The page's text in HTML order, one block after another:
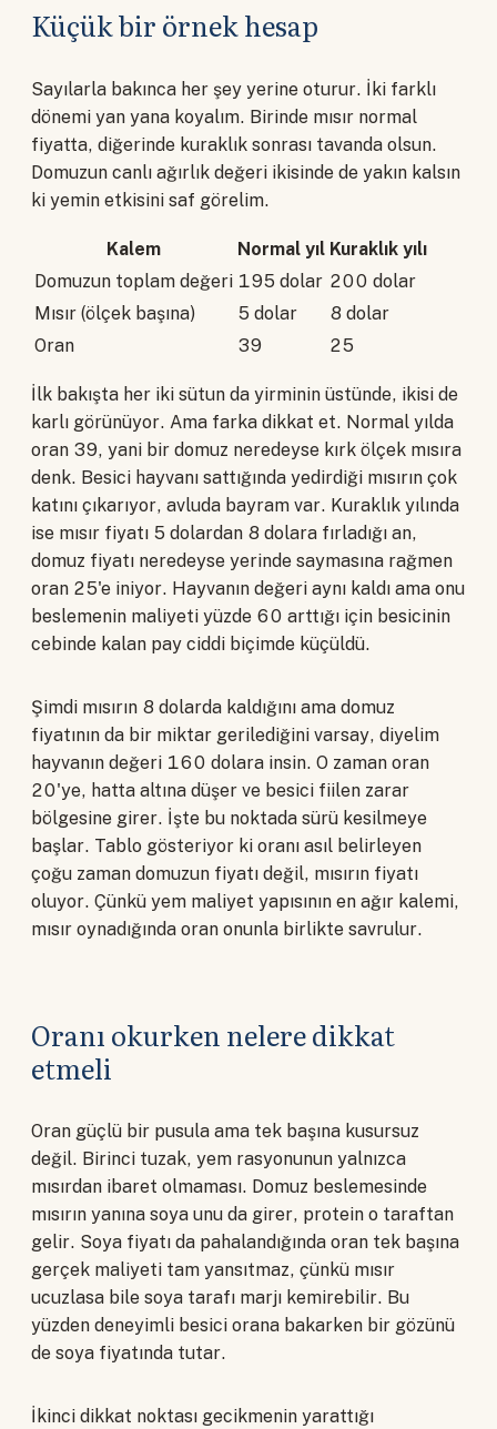
Küçük bir örnek hesap
Sayılarla bakınca her şey yerine oturur. İki farklı
dönemi yan yana koyalım. Birinde mısır normal
fiyatta, diğerinde kuraklık sonrası tavanda olsun.
Domuzun canlı ağırlık değeri ikisinde de yakın kalsın
ki yemin etkisini saf görelim.
Kalem Normal yıl Kuraklık yılı
Domuzun toplam değeri 195 dolar 200 dolar
Mısır (ölçek başına)
5 dolar
8 dolar
Oran
39 25
İlk bakışta her iki sütun da yirminin üstünde, ikisi de
karlı görünüyor. Ama farka dikkat et. Normal yılda
oran 39, yani bir domuz neredeyse kırk ölçek mısıra
denk. Besici hayvanı sattığında yedirdiği mısırın çok
katını çıkarıyor, avluda bayram var. Kuraklık yılında
ise mısır fiyatı 5 dolardan 8 dolara fırladığı an,
domuz fiyatı neredeyse yerinde saymasına rağmen
oran 25'e iniyor. Hayvanın değeri aynı kaldı ama onu
beslemenin maliyeti yüzde 60 arttığı için besicinin
cebinde kalan pay ciddi biçimde küçüldü.
Şimdi mısırın 8 dolarda kaldığını ama domuz
fiyatının da bir miktar gerilediğini varsay, diyelim
hayvanın değeri 160 dolara insin. O zaman oran
20'ye, hatta altına düşer ve besici fiilen zarar
bölgesine girer. İşte bu noktada sürü kesilmeye
başlar. Tablo gösteriyor ki oranı asıl belirleyen
çoğu zaman domuzun fiyatı değil, mısırın fiyatı
oluyor. Çünkü yem maliyet yapısının en ağır kalemi,
mısır oynadığında oran onunla birlikte savrulur.
Oranı okurken nelere dikkat
etmeli
Oran güçlü bir pusula ama tek başına kusursuz
değil. Birinci tuzak, yem rasyonunun yalnızca
mısırdan ibaret olmaması. Domuz beslemesinde
mısırın yanına soya unu da girer, protein o taraftan
gelir. Soya fiyatı da pahalandığında oran tek başına
gerçek maliyeti tam yansıtmaz, çünkü mısır
ucuzlasa bile soya tarafı marjı kemirebilir. Bu
yüzden deneyimli besici orana bakarken bir gözünü
de soya fiyatında tutar.
İkinci dikkat noktası gecikmenin yarattığı